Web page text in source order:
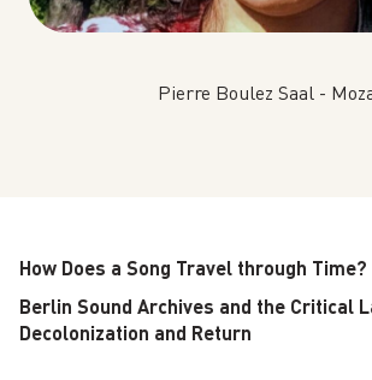
Pierre Boulez Saal -
How Does a Song Travel through Time?
Berlin Sound Archives and the Critical
Decolonization and Return